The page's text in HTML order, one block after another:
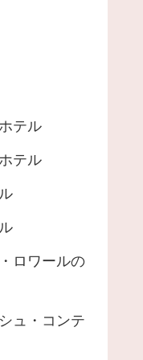
テル
テル
ロワールの
ュ・コンテ